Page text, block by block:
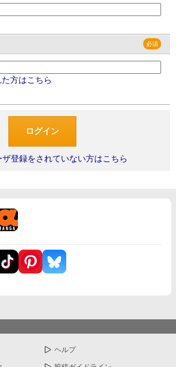
方はこちら
ザ登録をされていない方はこちら
ヘルプ